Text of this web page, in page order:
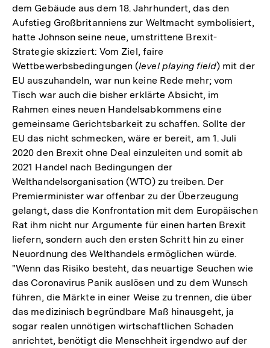
dem Gebäude aus dem 18. Jahrhundert, das den
Aufstieg Großbritanniens zur Weltmacht symbolisiert,
hatte Johnson seine neue, umstrittene Brexit-
Strategie skizziert: Vom Ziel, faire
Wettbewerbsbedingungen (level playing field) mit der
EU auszuhandeln, war nun keine Rede mehr; vom
Tisch war auch die bisher erklärte Absicht, im
Rahmen eines neuen Handelsabkommens eine
gemeinsame Gerichtsbarkeit zu schaffen. Sollte der
EU das nicht schmecken, wäre er bereit, am 1. Juli
2020 den Brexit ohne Deal einzuleiten und somit ab
2021 Handel nach Bedingungen der
Welthandelsorganisation (WTO) zu treiben. Der
Premierminister war offenbar zu der Überzeugung
gelangt, dass die Konfrontation mit dem Europäischen
Rat ihm nicht nur Argumente für einen harten Brexit
liefern, sondern auch den ersten Schritt hin zu einer
Neuordnung des Welthandels ermöglichen würde.
"Wenn das Risiko besteht, das neuartige Seuchen wie
das Coronavirus Panik auslösen und zu dem Wunsch
führen, die Märkte in einer Weise zu trennen, die über
das medizinisch begründbare Maß hinausgeht, ja
sogar realen unnötigen wirtschaftlichen Schaden
anrichtet, benötigt die Menschheit irgendwo auf der